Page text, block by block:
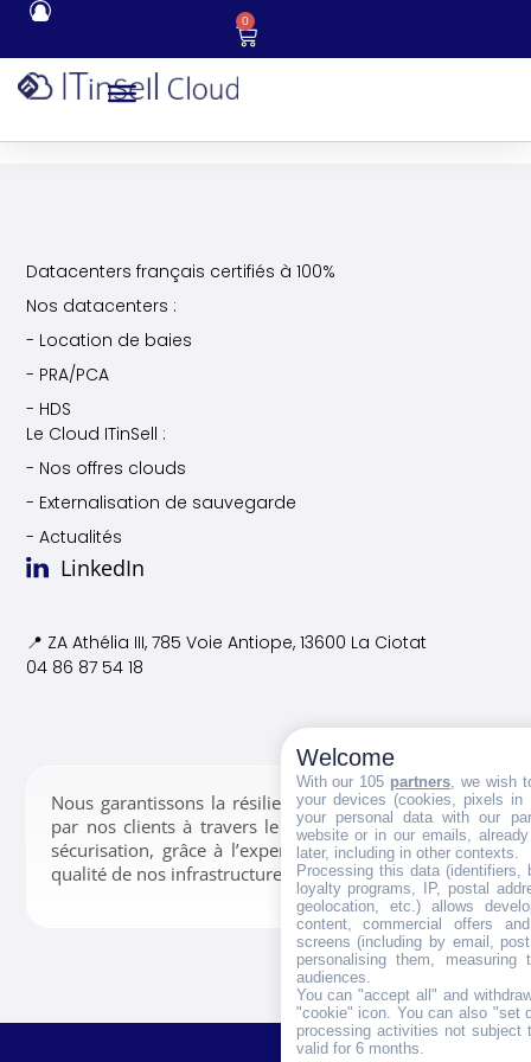
0
Datacenters français certifiés à 100%
Nos datacenters :
- Location de baies
- PRA/PCA
- HDS
Le Cloud ITinSell :
- Nos offres clouds
- Externalisation de sauvegarde
- Actualités
LinkedIn
📍 ZA Athélia III, 785 Voie Antiope, 13600 La Ciotat
04 86 87 54 18
Nous garantissons la résilience des données confiées
par nos clients à travers le stockage, la gestion et la
sécurisation, grâce à l’expertise de nos équipes et la
qualité de nos infrastructures.
Welcome
With our 105 partners , we wish
your devices (cookies, pixels
your personal data with our
website or in our emails,
later, including in other contexts.
Processing this data (identifiers,
loyalty programs, IP, postal
geolocation, etc.) allows
content, commercial offers
screens (including by email,
personalising them, measuring
audiences.
You can "accept all" and
"cookie" icon . You can also "set
processing activities not subject
valid for 6 months.